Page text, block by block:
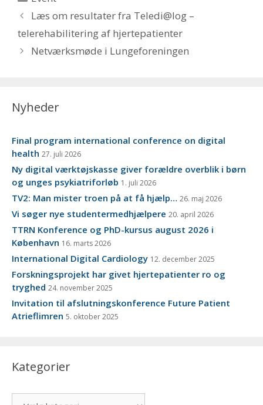
Læs om resultater fra Teledi@log –
telerehabilitering af hjertepatienter
Netværksmøde i Lungeforeningen
Nyheder
Final program international conference on digital
health 27. juli 2026
Ny digital værktøjskasse giver forældre overblik i børn
og unges psykiatriforløb 1. juli 2026
TV2: Man mister troen på at få hjælp… 26. maj 2026
Vi søger nye studentermedhjælpere 20. april 2026
TTRN Konference og PhD-kursus august 2026 i
København 16. marts 2026
International Digital Cardiology 12. december 2025
Forskningsprojekt har givet hjertepatienter ro og
tryghed 24. november 2025
Invitation til afslutningskonference Future Patient
Atrieflimren 5. oktober 2025
Kategorier